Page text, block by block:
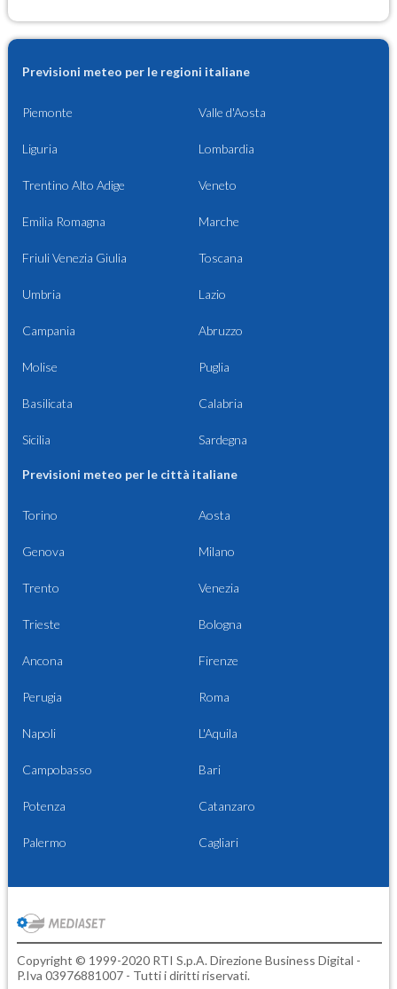
Previsioni meteo per le regioni italiane
Piemonte Valle d'Aosta
Liguria Lombardia
Trentino Alto Adige Veneto
Emilia Romagna Marche
Friuli Venezia Giulia Toscana
Umbria Lazio
Campania Abruzzo
Molise Puglia
Basilicata Calabria
Sicilia Sardegna
Previsioni meteo per le città italiane
Torino Aosta
Genova Milano
Trento Venezia
Trieste Bologna
Ancona Firenze
Perugia Roma
Napoli L'Aquila
Campobasso Bari
Potenza Catanzaro
Palermo Cagliari
Copyright © 1999-2020 RTI S.p.A. Direzione Business Digital -
P.Iva 03976881007 - Tutti i diritti riservati.